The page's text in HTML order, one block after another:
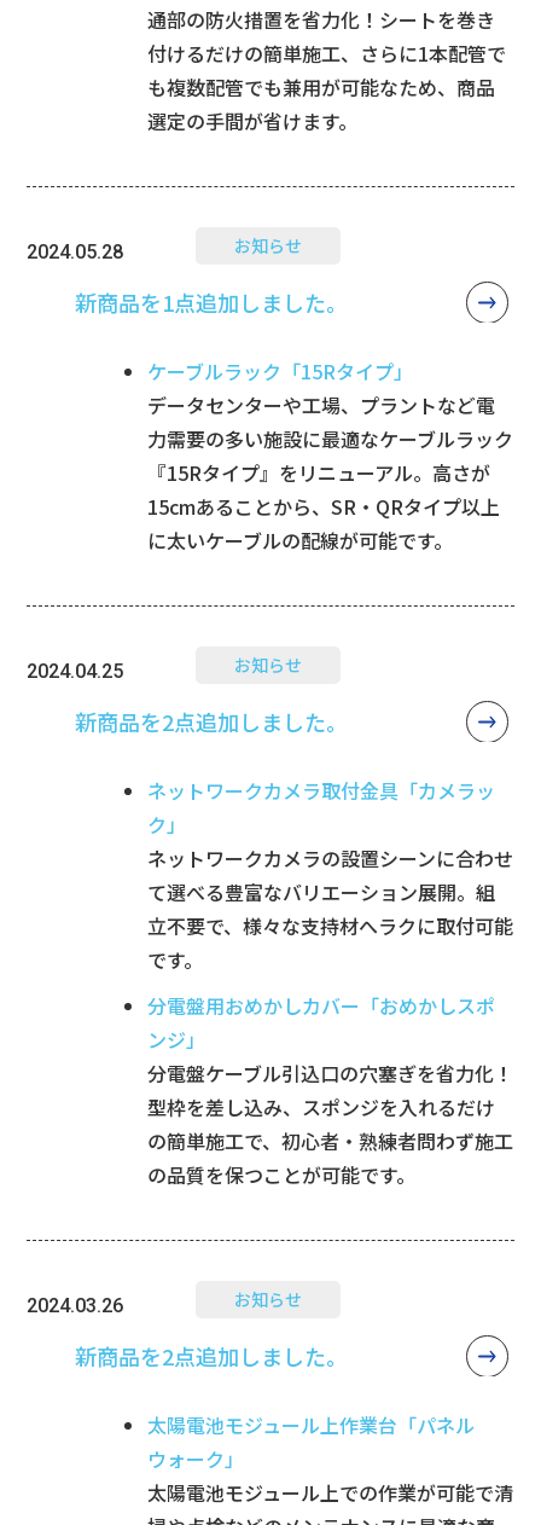
通部の防火措置を省力化！シートを巻き
付けるだけの簡単施工、さらに1本配管で
も複数配管でも兼用が可能なため、商品
選定の手間が省けます。
2024.05.28 お知らせ
新商品を1点追加しました。
ケーブルラック「15Rタイプ」
データセンターや工場、プラントなど電
力需要の多い施設に最適なケーブルラック
『15Rタイプ』をリニューアル。高さが
15cmあることから、SR・QRタイプ以上
に太いケーブルの配線が可能です。
2024.04.25 お知らせ
新商品を2点追加しました。
ネットワークカメラ取付金具「カメラッ
ク」
ネットワークカメラの設置シーンに合わせ
て選べる豊富なバリエーション展開。組
立不要で、様々な支持材へラクに取付可能
です。
分電盤用おめかしカバー「おめかしスポ
ンジ」
分電盤ケーブル引込口の穴塞ぎを省力化！
型枠を差し込み、スポンジを入れるだけ
の簡単施工で、初心者・熟練者問わず施工
の品質を保つことが可能です。
2024.03.26 お知らせ
新商品を2点追加しました。
太陽電池モジュール上作業台「パネル
ウォーク」
太陽電池モジュール上での作業が可能で清